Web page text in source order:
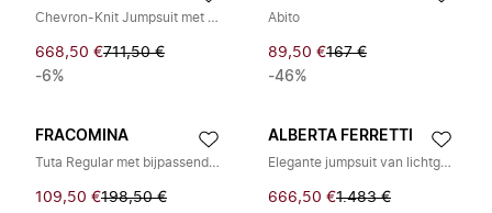
Chevron-Knit Jumpsuit met Trekkoord
668,50 €711,50 €
-6%
Abito
89,50 €167 €
-46%
FRACOMINA
Tuta Regular met bijpassende riem
109,50 €198,50 €
ALBERTA FERRETTI
Elegante jumpsuit van lichtgewicht stof
666,50 €1.483 €